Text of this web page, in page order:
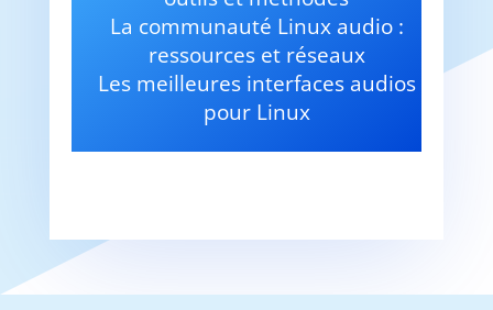
La communauté Linux audio :
ressources et réseaux
Les meilleures interfaces audios
pour Linux